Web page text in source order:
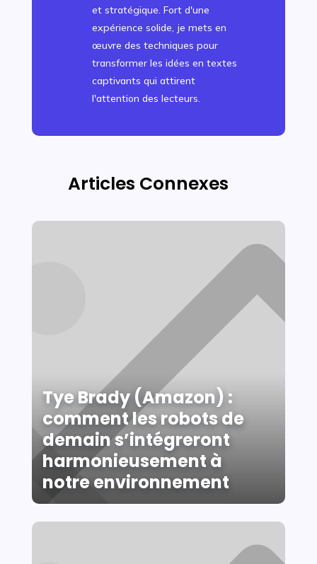
et stratégique. Fort d'une
expérience solide, je mets en
œuvre des techniques pour
transformer les idées en textes
captivants qui attirent
l'attention des lecteurs.
Articles Connexes
Tye Brady (Amazon) :
comment les robots de
demain s’intégreront
harmonieusement à
notre environnement